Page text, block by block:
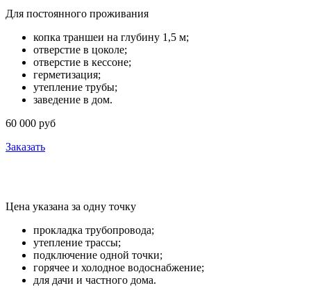
Для постоянного проживания
копка траншеи на глубину 1,5 м;
отверстие в цоколе;
отверстие в кессоне;
герметизация;
утепление трубы;
заведение в дом.
60 000 руб
Заказать
Цена указана за одну точку
прокладка трубопровода;
утепление трассы;
подключение одной точки;
горячее и холодное водоснабжение;
для дачи и частного дома.